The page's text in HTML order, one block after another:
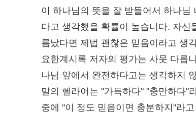
이 하나님의 뜻을 잘 받들어서 하나님
다고 생각했을 확률이 높습니다. 자신
름났다면 제법 괜찮은 믿음이라고 생
요한계시록 저자의 평가는 사뭇 다릅
나님 앞에서 완전하다고는 생각하지
말의 헬라어는 "가득하다" "충만하다"
중에 "이 정도 믿음이면 충분하지"라